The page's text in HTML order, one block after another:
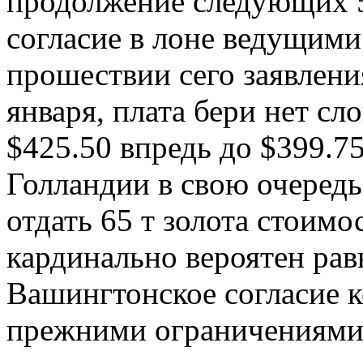
согласие в лоне
прошествии сего
января, плата бери нет
$425.50 впредь до
Голландии в свою
отдать 65 т золота
кардинально вероятен
Вашингтонское согласие
прежними